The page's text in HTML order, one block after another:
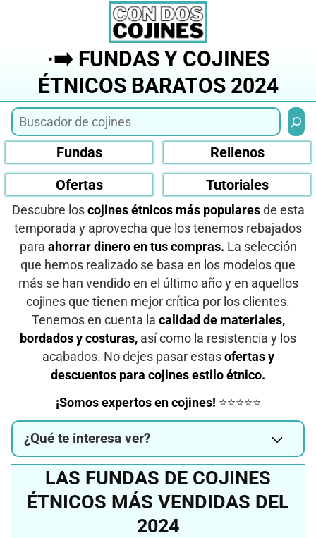
·➡️ FUNDAS Y COJINES
ÉTNICOS BARATOS 2024
Fundas
Rellenos
Ofertas
Tutoriales
Descubre los cojines étnicos más popularesde esta
temporada y aprovecha que los tenemos rebajados
para ahorrar dinero en tus compras. La selección
que hemos realizado se basa en los modelos que
más se han vendido en el último año y en aquellos
cojines que tienen mejor crítica por los clientes.
Tenemos en cuenta la calidad de materiales,
bordados y costuras, así como la resistencia y los
acabados. No dejes pasar estas ofertas y
descuentos para cojines estilo étnico.
¡Somos expertos en cojines! ⭐⭐⭐⭐⭐
¿Qué te interesa ver?
LAS FUNDAS DE COJINES
ÉTNICOS MÁS VENDIDAS DEL
2024